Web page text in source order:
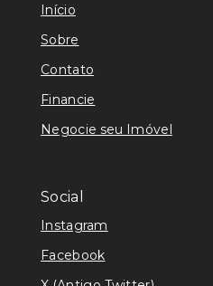
Início
Sobre
Contato
Financie
Negocie seu Imóvel
Social
Instagram
Facebook